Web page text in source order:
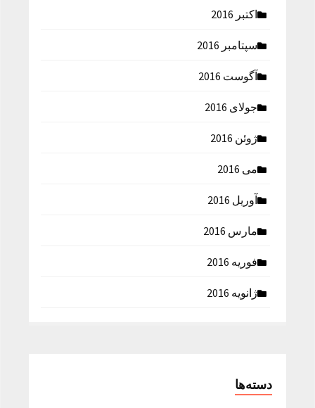
اکتبر 2016
سپتامبر 2016
آگوست 2016
جولای 2016
ژوئن 2016
می 2016
آوریل 2016
مارس 2016
فوریه 2016
ژانویه 2016
دسته‌ها